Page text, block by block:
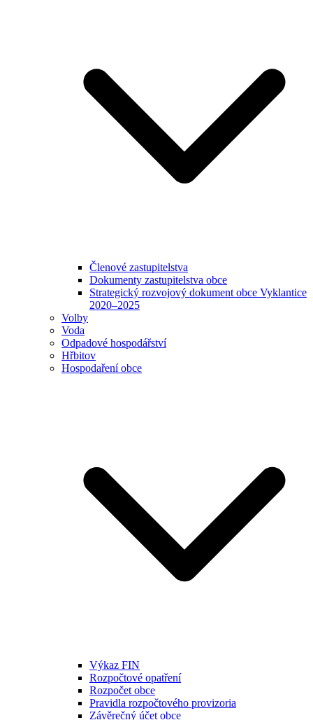
Členové zastupitelstva
Dokumenty zastupitelstva obce
Strategický rozvojový dokument obce Vyklantice
2020–2025
Volby
Voda
Odpadové hospodářství
Hřbitov
Hospodaření obce
Výkaz FIN
Rozpočtové opatření
Rozpočet obce
Pravidla rozpočtového provizoria
Závěrečný účet obce